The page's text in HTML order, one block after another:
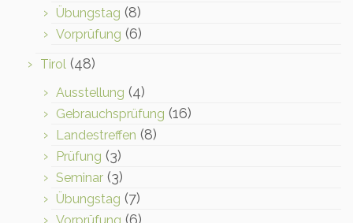
Übungstag (8)
Vorprüfung (6)
Tirol (48)
Ausstellung (4)
Gebrauchsprüfung (16)
Landestreffen (8)
Prüfung (3)
Seminar (3)
Übungstag (7)
(6)